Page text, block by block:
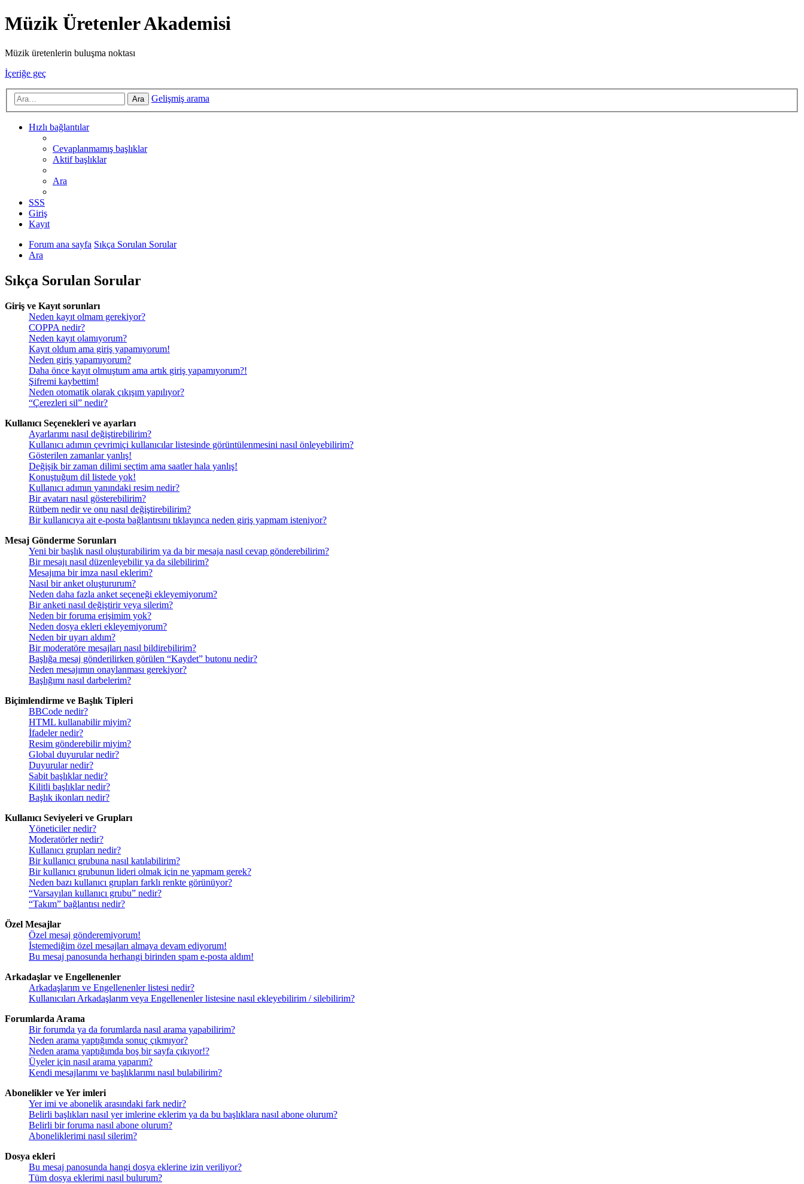
Müzik Üretenler Akademisi
Müzik üretenlerin buluşma noktası
İçeriğe geç
Ara Gelişmiş arama
Hızlı bağlantılar
Cevaplanmamış başlıklar
Aktif başlıklar
Ara
SSS
Giriş
Kayıt
Forum ana sayfa Sıkça Sorulan Sorular
Ara
Sıkça Sorulan Sorular
Giriş ve Kayıt sorunları
Neden kayıt olmam gerekiyor?
COPPA nedir?
Neden kayıt olamıyorum?
Kayıt oldum ama giriş yapamıyorum!
Neden giriş yapamıyorum?
Daha önce kayıt olmuştum ama artık giriş yapamıyorum?!
Şifremi kaybettim!
Neden otomatik olarak çıkışım yapılıyor?
“Çerezleri sil” nedir?
Kullanıcı Seçenekleri ve ayarları
Ayarlarımı nasıl değiştirebilirim?
Kullanıcı adımın çevrimiçi kullanıcılar listesinde görüntülenmesini nasıl önleyebilirim?
Gösterilen zamanlar yanlış!
Değişik bir zaman dilimi seçtim ama saatler hala yanlış!
Konuştuğum dil listede yok!
Kullanıcı adımın yanındaki resim nedir?
Bir avatarı nasıl gösterebilirim?
Rütbem nedir ve onu nasıl değiştirebilirim?
Bir kullanıcıya ait e-posta bağlantısını tıklayınca neden giriş yapmam isteniyor?
Mesaj Gönderme Sorunları
Yeni bir başlık nasıl oluşturabilirim ya da bir mesaja nasıl cevap gönderebilirim?
Bir mesajı nasıl düzenleyebilir ya da silebilirim?
Mesajıma bir imza nasıl eklerim?
Nasıl bir anket oluştururum?
Neden daha fazla anket seçeneği ekleyemiyorum?
Bir anketi nasıl değiştirir veya silerim?
Neden bir foruma erişimim yok?
Neden dosya ekleri ekleyemiyorum?
Neden bir uyarı aldım?
Bir moderatöre mesajları nasıl bildirebilirim?
Başlığa mesaj gönderilirken görülen “Kaydet” butonu nedir?
Neden mesajımın onaylanması gerekiyor?
Başlığımı nasıl darbelerim?
Biçimlendirme ve Başlık Tipleri
BBCode nedir?
HTML kullanabilir miyim?
İfadeler nedir?
Resim gönderebilir miyim?
Global duyurular nedir?
Duyurular nedir?
Sabit başlıklar nedir?
Kilitli başlıklar nedir?
Başlık ikonları nedir?
Kullanıcı Seviyeleri ve Grupları
Yöneticiler nedir?
Moderatörler nedir?
Kullanıcı grupları nedir?
Bir kullanıcı grubuna nasıl katılabilirim?
Bir kullanıcı grubunun lideri olmak için ne yapmam gerek?
Neden bazı kullanıcı grupları farklı renkte görünüyor?
“Varsayılan kullanıcı grubu” nedir?
“Takım” bağlantısı nedir?
Özel Mesajlar
Özel mesaj gönderemiyorum!
İstemediğim özel mesajları almaya devam ediyorum!
Bu mesaj panosunda herhangi birinden spam e-posta aldım!
Arkadaşlar ve Engellenenler
Arkadaşlarım ve Engellenenler listesi nedir?
Kullanıcıları Arkadaşlarım veya Engellenenler listesine nasıl ekleyebilirim / silebilirim?
Forumlarda Arama
Bir forumda ya da forumlarda nasıl arama yapabilirim?
Neden arama yaptığımda sonuç çıkmıyor?
Neden arama yaptığımda boş bir sayfa çıkıyor!?
Üyeler için nasıl arama yaparım?
Kendi mesajlarımı ve başlıklarımı nasıl bulabilirim?
Abonelikler ve Yer imleri
Yer imi ve abonelik arasındaki fark nedir?
Belirli başlıkları nasıl yer imlerine eklerim ya da bu başlıklara nasıl abone olurum?
Belirli bir foruma nasıl abone olurum?
Aboneliklerimi nasıl silerim?
Dosya ekleri
Bu mesaj panosunda hangi dosya eklerine izin veriliyor?
Tüm dosya eklerimi nasıl bulurum?